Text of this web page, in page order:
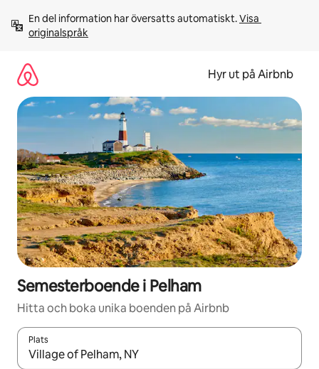
innehåll
En del information har översatts automatiskt. Visa
originalspråk
Hyr ut på Airbnb
Semesterboende i Pelham
Hitta och boka unika boenden på Airbnb
Plats
När resultaten är tillgängliga kan du navigera med upp- och